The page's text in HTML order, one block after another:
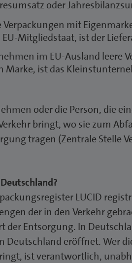
oder
Verpackungen mit
Mitgliedstaat, ist der
im EU-Ausland leere
Marke, ist das
oder die Person, die
bringt, wo sie zum
tragen (Zentrale Stelle
LUCID
der in den Verkehr
der Entsorgung. In
Deutschland eröffnet. Wer
ist verantwortlich,